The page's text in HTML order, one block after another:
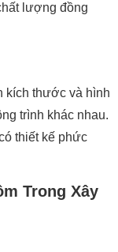
lượng đồng
kích thước và hình
trình khác nhau.
thiết kế phức
Trong Xây